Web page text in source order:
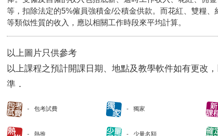
等，扣除法定的5%僱員強積金/公積金供款。而花紅、雙糧、
等類似性質的收入，應以相關工作時段來平均計算。
以上圖片只供參考
以上課程之預計開課日期、地點及教學軟件如有更改
準．
包考試費 獨家
熱推 少量名額